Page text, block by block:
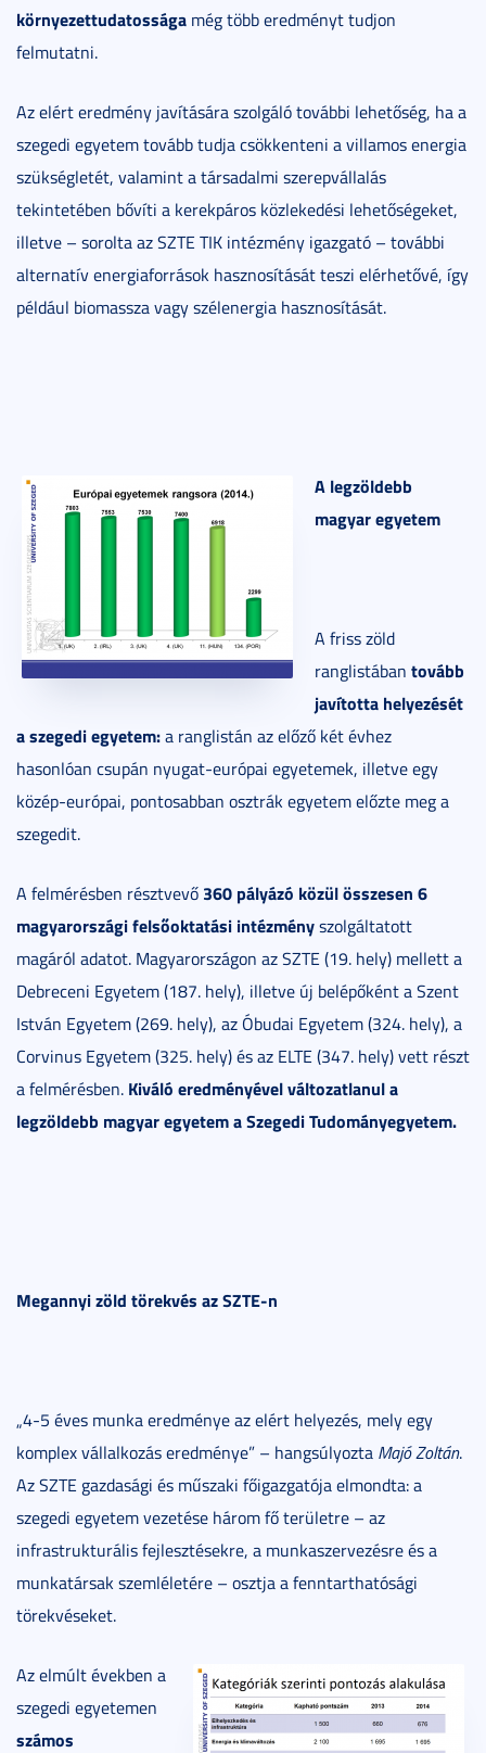
környezettudatossága még több eredményt tudjon
felmutatni.
Az elért eredmény javítására szolgáló további lehetőség, ha a
szegedi egyetem tovább tudja csökkenteni a villamos energia
szükségletét, valamint a társadalmi szerepvállalás
tekintetében bővíti a kerekpáros közlekedési lehetőségeket,
illetve – sorolta az SZTE TIK intézmény igazgató – további
alternatív energiaforrások hasznosítását teszi elérhetővé, így
például biomassza vagy szélenergia hasznosítását.
A legzöldebb
magyar egyetem
A friss zöld
ranglistában tovább
javította helyezését
a szegedi egyetem:a ranglistán az előző két évhez
hasonlóan csupán nyugat-európai egyetemek, illetve egy
közép-európai, pontosabban osztrák egyetem előzte meg a
szegedit.
A felmérésben résztvevő 360 pályázó közül összesen 6
magyarországi felsőoktatási intézményszolgáltatott
magáról adatot. Magyarországon az SZTE (19. hely) mellett a
Debreceni Egyetem (187. hely), illetve új belépőként a Szent
István Egyetem (269. hely), az Óbudai Egyetem (324. hely), a
Corvinus Egyetem (325. hely) és az ELTE (347. hely) vett részt
a felmérésben. Kiváló eredményével változatlanul a
legzöldebb magyar egyetem a Szegedi Tudományegyetem.
Megannyi zöld törekvés az SZTE-n
„4-5 éves munka eredménye az elért helyezés, mely egy
komplex vállalkozás eredménye” – hangsúlyozta Majó Zoltán.
Az SZTE gazdasági és műszaki főigazgatója elmondta: a
szegedi egyetem vezetése három fő területre – az
infrastrukturális fejlesztésekre, a munkaszervezésre és a
munkatársak szemléletére – osztja a fenntarthatósági
törekvéseket.
Az elmúlt években a
szegedi egyetemen
számos